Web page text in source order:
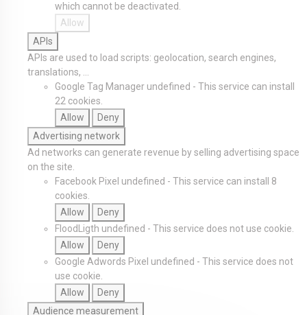
which cannot be deactivated.
Allow
APIs
APIs are used to load scripts: geolocation, search engines,
translations, ...
Google Tag Manager undefined - This service can install
22 cookies.
Allow
Deny
Advertising network
Ad networks can generate revenue by selling advertising space
on the site.
Facebook Pixel undefined - This service can install 8
cookies.
Allow
Deny
FloodLigth undefined - This service does not use cookie.
Allow
Deny
Google Adwords Pixel undefined - This service does not
use cookie.
Allow
Deny
Audience measurement